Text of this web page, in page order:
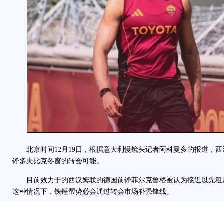
北京时间12月19日，根据意大利慢镜头记者阿科曼多的报道，西
锋多夫比克冬窗的转会可能。
目前效力于的西汉姆联的德国前锋菲尔克鲁格被认为接近以先租
这种情况下，铁锤帮势必会通过转会市场补强锋线。